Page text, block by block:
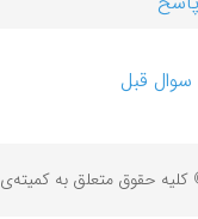
سوال قبل
حقوق متعلق به کمیته‌ی